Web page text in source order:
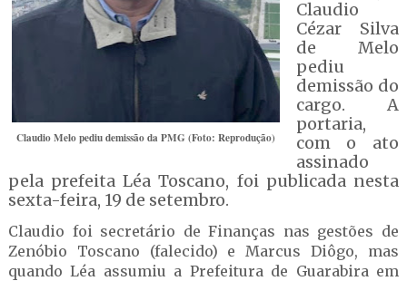
Claudio Melo pediu demissão da PMG (Foto: Reprodução)
Claudio
Cézar Silva
de Melo
pediu
demissão do
cargo. A
portaria,
com o ato
assinado
pela prefeita Léa Toscano, foi publicada nesta
sexta-feira, 19 de setembro.
Claudio foi secretário de Finanças nas gestões de
Zenóbio Toscano (falecido) e Marcus Diôgo, mas
quando Léa assumiu a Prefeitura de Guarabira em